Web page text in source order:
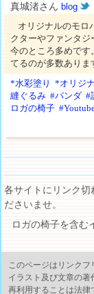
真城渚さんblog
オリジナルのモロ
クターやファンタ
今のところ多めです
てるのが多数ありま
*水彩塗り
*オリジ
縫ぐるみ #パンダ #
ロガの椅子
各サイトにリンク切
ださいませ。
ロガの椅子を含む
このページはリンクフ
イラスト及び文章の著
再利用することは法律